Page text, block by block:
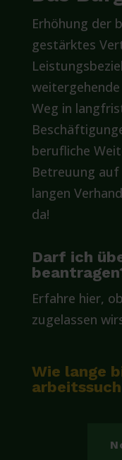
Erhöhung der
gestärktes
Weg in
berufliche
Betreuung
langen
da!
Darf ich
Erfahre hier,
zugelassen
Wie lange